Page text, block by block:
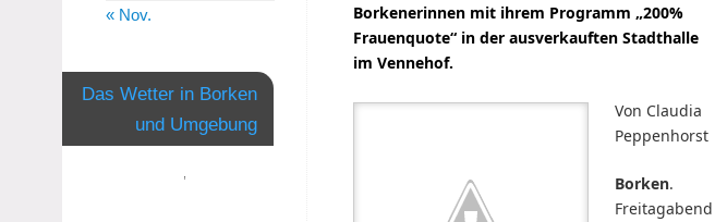
Borkenerinnen mit ihrem Programm „200%
Frauenquote“ in der ausverkauften Stadthalle
im Vennehof.
Von Claudia
Peppenhorst
Borken.
Freitagabend
« Nov.
Das Wetter in Borken
und Umgebung